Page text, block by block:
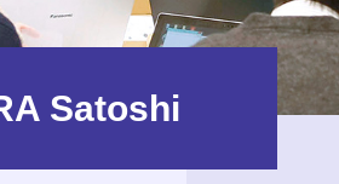
Satoshi